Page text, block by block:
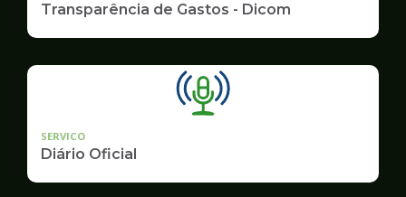
Transparência de Gastos - Dicom
SERVICO
Diário Oficial